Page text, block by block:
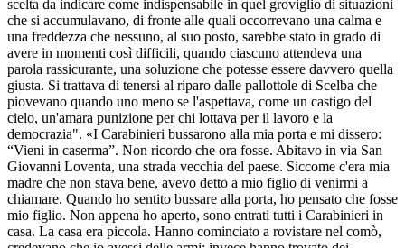
scelta da indicare come indispensabile in quel groviglio di situazioni
che si accumulavano, di fronte alle quali occorrevano una calma e
una freddezza che nessuno, al suo posto, sarebbe stato in grado di
avere in momenti così difficili, quando ciascuno attendeva una
parola rassicurante, una soluzione che potesse essere davvero quella
giusta. Si trattava di tenersi al riparo dalle pallottole di Scelba che
piovevano quando uno meno se l'aspettava, come un castigo del
cielo, un'amara punizione per chi lottava per il lavoro e la
democrazia". «I Carabinieri bussarono alla mia porta e mi dissero:
“Vieni in caserma”. Non ricordo che ora fosse. Abitavo in via San
Giovanni Loventa, una strada vecchia del paese. Siccome c'era mia
madre che non stava bene, avevo detto a mio figlio di venirmi a
chiamare. Quando ho sentito bussare alla porta, ho pensato che fosse
mio figlio. Non appena ho aperto, sono entrati tutti i Carabinieri in
casa. La casa era piccola. Hanno cominciato a rovistare nel comò,